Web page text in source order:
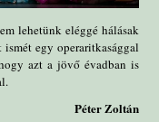
lehetünk eléggé hálásak
egy operaritkasággal
azt a jövő évadban is
Péter Zoltán